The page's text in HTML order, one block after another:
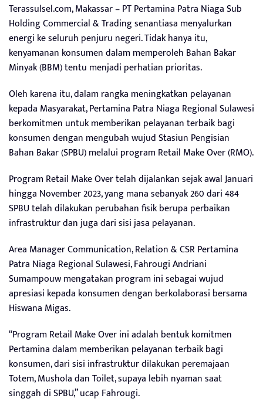
Terassulsel.com, Makassar – PT Pertamina Patra Niaga Sub
Holding Commercial & Trading senantiasa menyalurkan
energi ke seluruh penjuru negeri. Tidak hanya itu,
kenyamanan konsumen dalam memperoleh Bahan Bakar
Minyak (BBM) tentu menjadi perhatian prioritas.
Oleh karena itu, dalam rangka meningkatkan pelayanan
kepada Masyarakat, Pertamina Patra Niaga Regional Sulawesi
berkomitmen untuk memberikan pelayanan terbaik bagi
konsumen dengan mengubah wujud Stasiun Pengisian
Bahan Bakar (SPBU) melalui program Retail Make Over (RMO).
Program Retail Make Over telah dijalankan sejak awal Januari
hingga November 2023, yang mana sebanyak 260 dari 484
SPBU telah dilakukan perubahan fisik berupa perbaikan
infrastruktur dan juga dari sisi jasa pelayanan.
Area Manager Communication, Relation & CSR Pertamina
Patra Niaga Regional Sulawesi, Fahrougi Andriani
Sumampouw mengatakan program ini sebagai wujud
apresiasi kepada konsumen dengan berkolaborasi bersama
Hiswana Migas.
“Program Retail Make Over ini adalah bentuk komitmen
Pertamina dalam memberikan pelayanan terbaik bagi
konsumen, dari sisi infrastruktur dilakukan peremajaan
Totem, Mushola dan Toilet, supaya lebih nyaman saat
singgah di SPBU,” ucap Fahrougi.